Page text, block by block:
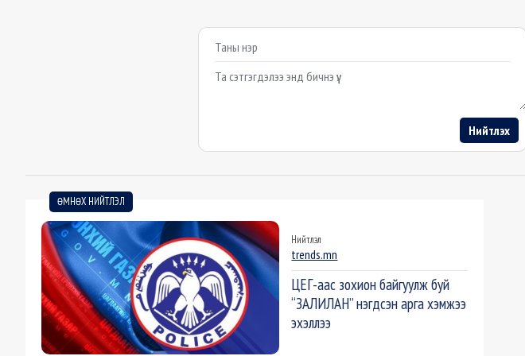
Сэтгэгдэл бичих
Example textarea
Нийтлэх
ӨМНӨХ НИЙТЛЭЛ
Нийтлэл
trends.mn
ЦЕГ-аас зохион байгуулж буй
“ЗАЛИЛАН” нэгдсэн арга хэмжээ
эхэллээ